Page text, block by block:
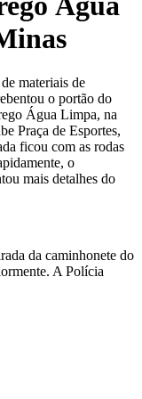
materiais de
o portão do
Água Limpa, na
Praça de Esportes,
ficou com as rodas
o
mais detalhes do
da caminhonete do
A Polícia